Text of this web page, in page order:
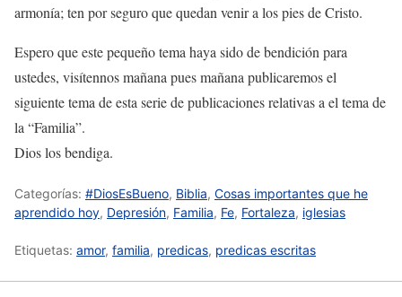
armonía; ten por seguro que quedan venir a los pies de Cristo.
Espero que este pequeño tema haya sido de bendición para
ustedes, visítennos mañana pues mañana publicaremos el
siguiente tema de esta serie de publicaciones relativas a el tema de
la “Familia”.
Dios los bendiga.
Categorías: #DiosEsBueno, Biblia, Cosas importantes que he
aprendido hoy, Depresión, Familia, Fe, Fortaleza, iglesias
Etiquetas: amor, familia, predicas, predicas escritas